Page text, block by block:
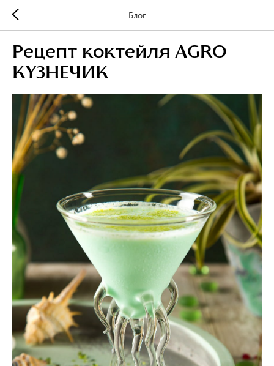
Блог
Рецепт коктейля AGRO
КУЗНЕЧИК